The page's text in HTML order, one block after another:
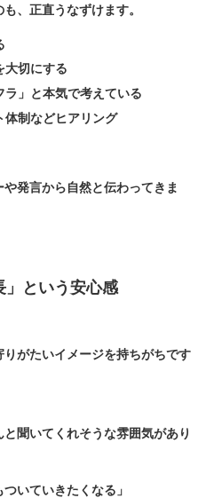
、正直うなずけます。
大切にする
ラ」と本気で考えている
体制などヒアリング
発言から自然と伝わってきま
」という安心感
がたいイメージを持ちがちです
聞いてくれそうな雰囲気があり
いていきたくなる」